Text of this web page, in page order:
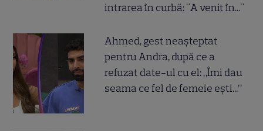
intrarea în curbă: "A venit în..."
Ahmed, gest neașteptat
pentru Andra, după ce a
refuzat date-ul cu el: „Îmi dau
seama ce fel de femeie ești...”